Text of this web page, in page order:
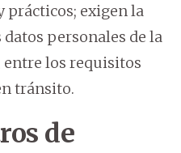
prácticos; exigen la
personales de la
entre los requisitos
tránsito.
de